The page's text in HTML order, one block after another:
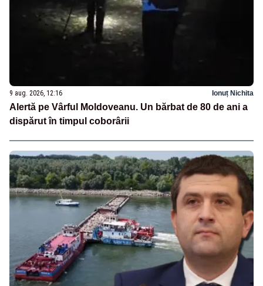
9 aug. 2026, 12:16 Ionuț Nichita
Alertă pe Vârful Moldoveanu. Un bărbat de 80 de ani a
dispărut în timpul coborârii